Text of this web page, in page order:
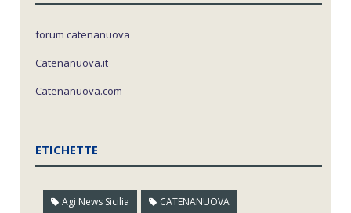
forum catenanuova
Catenanuova.it
Catenanuova.com
ETICHETTE
Agi News Sicilia CATENANUOVA